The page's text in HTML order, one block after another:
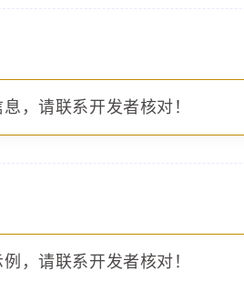
，请联系开发者核对！
，请联系开发者核对！